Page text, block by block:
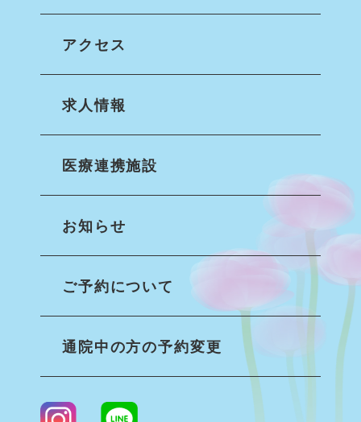
アクセス
求人情報
医療連携施設
お知らせ
ご予約について
通院中の方の予約変更